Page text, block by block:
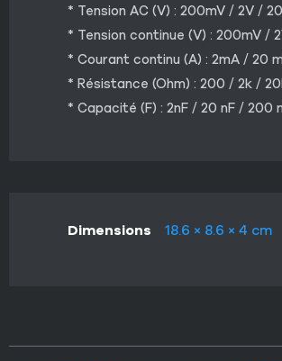
* Tension AC (V) : 200mV / 2V /
* Tension continue (V) : 200mV /
* Courant continu (A) : 2mA / 20
* Résistance (Ohm) : 200 / 2k /
* Capacité (F) : 2nF / 20 nF / 200
Dimensions 18.6 × 8.6 × 4 cm